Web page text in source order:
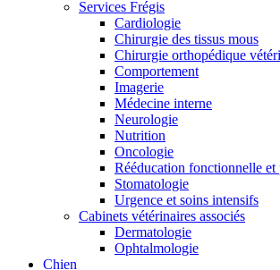
Services Frégis
Cardiologie
Chirurgie des tissus mous
Chirurgie orthopédique
Comportement
Imagerie
Médecine interne
Neurologie
Nutrition
Oncologie
Rééducation fonctionnelle et
Stomatologie
Urgence et soins intensifs
Cabinets vétérinaires associés
Dermatologie
Ophtalmologie
Chien